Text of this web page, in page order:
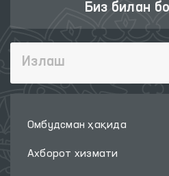
Биз билан
Омбудсман ҳақида
Ахборот хизмати